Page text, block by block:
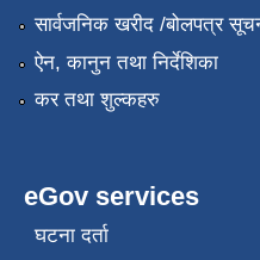
सार्वजनिक खरीद /बोलपत्र
ऐन, कानुन तथा निर्देशिका
कर तथा शुल्कहरु
eGov services
घटना दर्ता